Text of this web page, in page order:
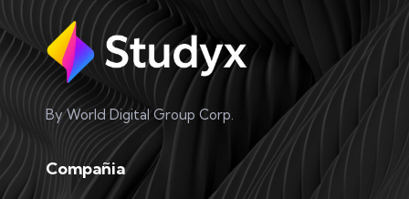
By World Digital Group Corp.
Compañia